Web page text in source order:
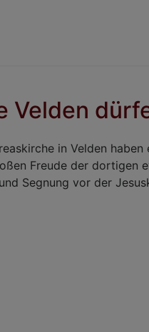
Velden
in Velden
Freude der dortigen
Segnung vor der